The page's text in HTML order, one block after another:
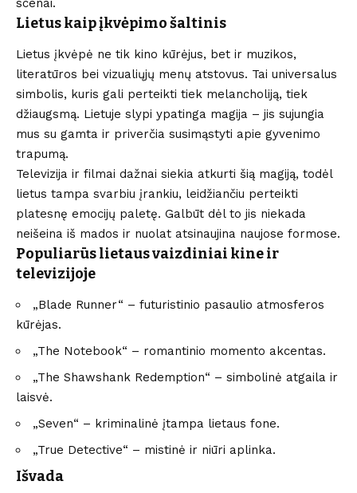
Lietus kaip įkvėpimo šaltinis
Lietus įkvėpė ne tik kino kūrėjus, bet ir muzikos,
literatūros bei vizualiųjų menų atstovus. Tai universalus
simbolis, kuris gali perteikti tiek melancholiją, tiek
džiaugsmą. Lietuje slypi ypatinga magija – jis sujungia
mus su gamta ir priverčia susimąstyti apie gyvenimo
trapumą.
Televizija ir filmai dažnai siekia atkurti šią magiją, todėl
lietus tampa svarbiu įrankiu, leidžiančiu perteikti
platesnę emocijų paletę. Galbūt dėl to jis niekada
neišeina iš mados ir nuolat atsinaujina naujose formose.
Populiarūs lietaus vaizdiniai kine ir
televizijoje
„Blade Runner“ – futuristinio pasaulio atmosferos
kūrėjas.
„The Notebook“ – romantinio momento akcentas.
„The Shawshank Redemption“ – simbolinė atgaila ir
laisvė.
„Seven“ – kriminalinė įtampa lietaus fone.
„True Detective“ – mistinė ir niūri aplinka.
Išvada